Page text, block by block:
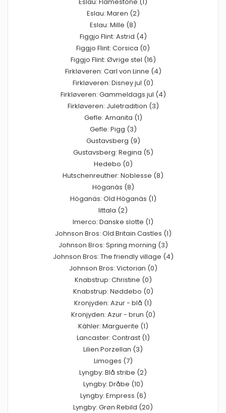
Eslau: Maren (2)
Eslau: Mille (8)
Figgjo Flint: Astrid (4)
Figgjo Flint: Corsica (0)
Figgjo Flint: Øvrige stel (16)
Firkløveren: Carl von Linne (4)
Firkløveren: Disney jul (0)
Firkløveren: Gammeldags jul (4)
Firkløveren: Juletradition (3)
Gefle: Amanita (1)
Gefle: Pigg (3)
Gustavsberg (9)
Gustavsberg: Regina (5)
Hedebo (0)
Hutschenreuther: Noblesse (8)
Höganäs (8)
Höganäs: Old Höganäs (1)
Iittala (2)
Imerco: Danske slotte (1)
Johnson Bros: Old Britain Castles (1)
Johnson Bros: Spring morning (3)
Johnson Bros: The friendly village (4)
Johnson Bros: Victorian (0)
Knabstrup: Christine (0)
Knabstrup: Nøddebo (0)
Kronjyden: Azur - blå (1)
Kronjyden: Azur - brun (0)
Kähler: Marguerite (1)
Lancaster: Contrast (1)
Lilien Porzellan (3)
Limoges (7)
Lyngby: Blå stribe (2)
Lyngby: Dråbe (10)
Lyngby: Empress (6)
Lyngby: Grøn Rebild (20)